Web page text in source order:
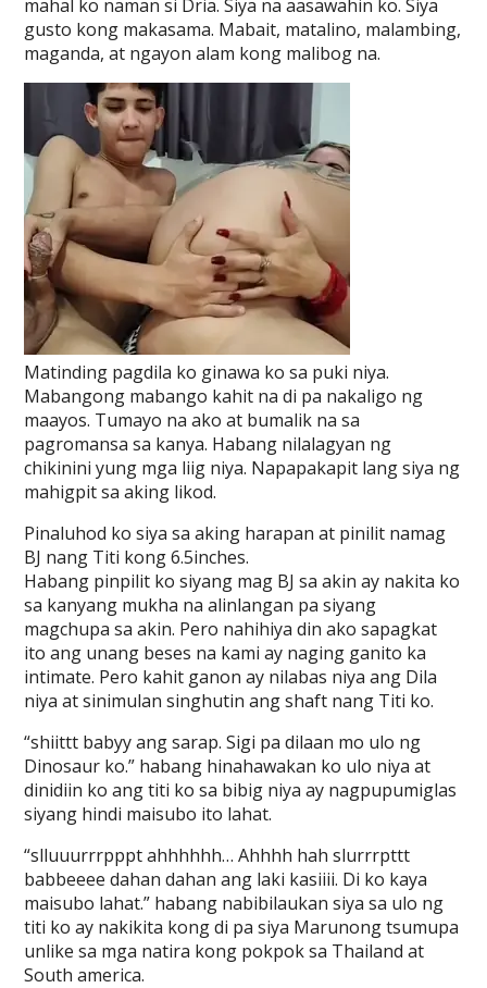
mahal ko naman si Dria. Siya na aasawahin ko. Siya
gusto kong makasama. Mabait, matalino, malambing,
maganda, at ngayon alam kong malibog na.
Matinding pagdila ko ginawa ko sa puki niya.
Mabangong mabango kahit na di pa nakaligo ng
maayos. Tumayo na ako at bumalik na sa
pagromansa sa kanya. Habang nilalagyan ng
chikinini yung mga liig niya. Napapakapit lang siya ng
mahigpit sa aking likod.
Pinaluhod ko siya sa aking harapan at pinilit namag
BJ nang Titi kong 6.5inches.
Habang pinpilit ko siyang mag BJ sa akin ay nakita ko
sa kanyang mukha na alinlangan pa siyang
magchupa sa akin. Pero nahihiya din ako sapagkat
ito ang unang beses na kami ay naging ganito ka
intimate. Pero kahit ganon ay nilabas niya ang Dila
niya at sinimulan singhutin ang shaft nang Titi ko.
“shiittt babyy ang sarap. Sigi pa dilaan mo ulo ng
Dinosaur ko.” habang hinahawakan ko ulo niya at
dinidiin ko ang titi ko sa bibig niya ay nagpupumiglas
siyang hindi maisubo ito lahat.
“slluuurrrpppt ahhhhhh… Ahhhh hah slurrrpttt
babbeeee dahan dahan ang laki kasiiii. Di ko kaya
maisubo lahat.” habang nabibilaukan siya sa ulo ng
titi ko ay nakikita kong di pa siya Marunong tsumupa
unlike sa mga natira kong pokpok sa Thailand at
South america.